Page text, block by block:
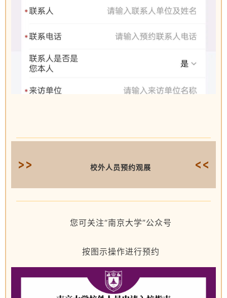
校外人员预约观展
您可关注“南京大学”公众号
按图示操作进行预约